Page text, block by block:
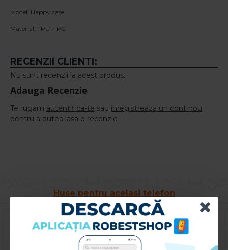
Model: Happy case
Material: TPU + PC
RECENZII CLIENTI:
Nu sunt recenzii la acest produs.
Adauga Recenzie
Te rugam autentifica-te sau inregistreaza un cont nou
pentru a putea lasa o recenzie
Huse pentru acelasi telefon